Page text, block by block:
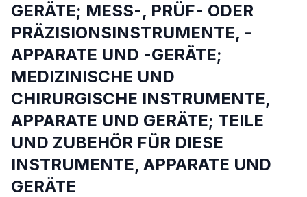
GERÄTE; MESS-, PRÜF- ODER
PRÄZISIONSINSTRUMENTE, -
APPARATE UND -GERÄTE;
MEDIZINISCHE UND
CHIRURGISCHE INSTRUMENTE,
APPARATE UND GERÄTE; TEILE
UND ZUBEHÖR FÜR DIESE
INSTRUMENTE, APPARATE UND
GERÄTE